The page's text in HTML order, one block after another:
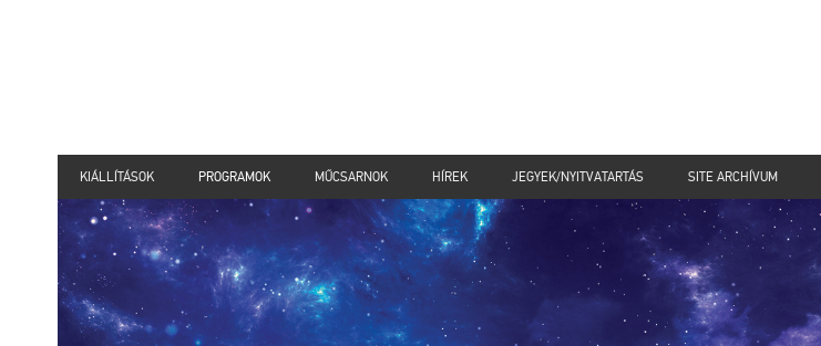
KIÁLLÍTÁSOK PROGRAMOK MŰCSARNOK HÍREK JEGYEK/NYITVATARTÁS SITE ARCHÍVUM